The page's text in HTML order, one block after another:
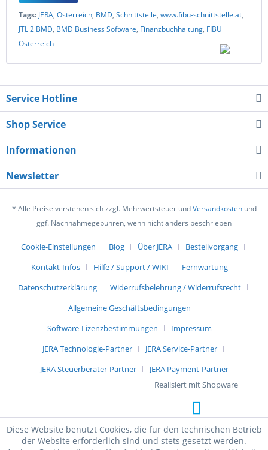
Tags: JERA, Österreich, BMD, Schnittstelle, www.fibu-schnittstelle.at,
JTL 2 BMD, BMD Business Software, Finanzbuchhaltung, FIBU
Österreich
Service Hotline
Shop Service
Informationen
Newsletter
* Alle Preise verstehen sich zzgl. Mehrwertsteuer undVersandkostenund
ggf. Nachnahmegebühren, wenn nicht anders beschrieben
Cookie-Einstellungen Blog Über JERA
Bestellvorgang
Kontakt-Infos
Hilfe / Support / WIKI
Fernwartung
Datenschutzerklärung
Widerrufsbelehrung / Widerrufsrecht
Allgemeine Geschäftsbedingungen
Software-Lizenzbestimmungen
Impressum
JERA Technologie-Partner
JERA Service-Partner
JERA Steuerberater-Partner
JERA Payment-Partner
Realisiert mit Shopware
Diese Website benutzt Cookies, die für den technischen Betrieb
der Website erforderlich sind und stets gesetzt werden.